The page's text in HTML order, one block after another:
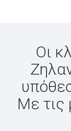
Οι
Με τις